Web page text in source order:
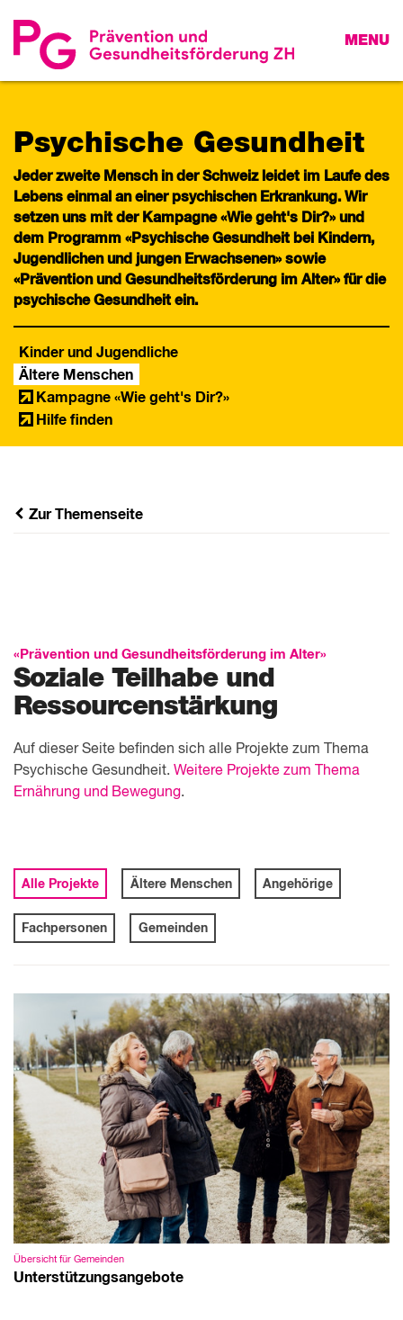
MENU
Psychische Gesundheit
Jeder zweite Mensch in der Schweiz leidet im Laufe des
Lebens einmal an einer psychischen Erkrankung. Wir
setzen uns mit der Kampagne «Wie geht's Dir?» und
dem Programm «Psychische Gesundheit bei Kindern,
Jugendlichen und jungen Erwachsenen» sowie
«Prävention und Gesundheitsförderung im Alter» für die
psychische Gesundheit ein.
Kinder und Jugendliche
Ältere Menschen
Kampagne «Wie geht's Dir?»
Hilfe finden
Zur Themenseite
«Prävention und Gesundheitsförderung im Alter»
Soziale Teilhabe und
Ressourcen­stärkung
Auf dieser Seite befinden sich alle Projekte zum Thema
Psychische Gesundheit. Weitere Projekte zum Thema
Ernährung und Bewegung.
Alle Projekte Ältere Menschen Angehörige
Fachpersonen Gemeinden
Übersicht für Gemeinden
Unterstützungsangebote